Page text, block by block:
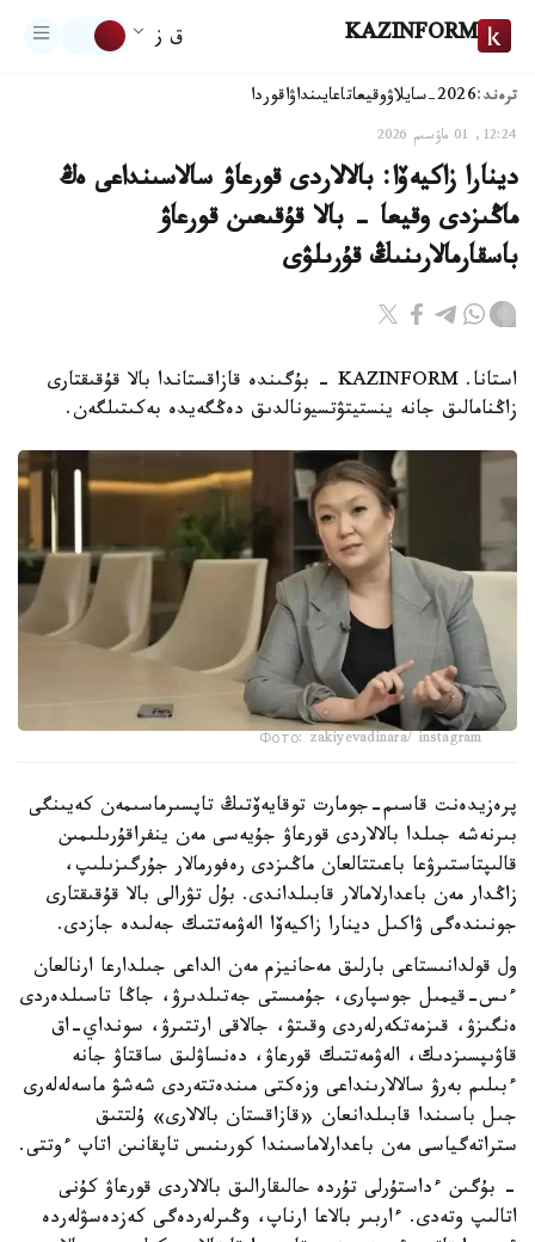
KAZINFORM ق ز
ترەند:2026-سايلاۋ وقيعاتاعايىنداۋاقوردا
12:24, 01 ماۋسىم 2026
دينارا زاكيەۆا: بالالاردى قورعاۋ سالاسىنداعى ەڭ
ماڭىزدى وقيعا - بالا قۇقىعىن قورعاۋ
باسقارمالارىنىڭ قۇرىلۋى
استانا. KAZINFORM - بۇگىندە قازاقستاندا بالا قۇقىقتارى
زاڭنامالىق جانە ينستيتۋتسيونالدىق دەڭگەيدە بەكىتىلگەن.
Фото: zakiyevadinara/ instagram
پرەزيدەنت قاسىم-جومارت توقايەۆتىڭ تاپسىرماسىمەن كەيىنگى
بىرنەشە جىلدا بالالاردى قورعاۋ جۇيەسى مەن ينفراقۇرىلىمىن
قالىپتاستىرۋعا باعىتتالعان ماڭىزدى رەفورمالار جۇرگىزىلىپ،
زاڭدار مەن باعدارلامالار قابىلداندى. بۇل تۋرالى بالا قۇقىقتارى
جونىندەگى ۋاكىل دينارا زاكيەۆا الەۋمەتتىك جەلىدە جازدى.
ول قولدانىستاعى بارلىق مەحانيزم مەن الداعى جىلدارعا ارنالعان
ءىس-قيمىل جوسپارى، جۇمىستى جەتىلدىرۋ، جاڭا تاسىلدەردى
ەنگىزۋ، قىزمەتكەرلەردى وقىتۋ، جالاقى ارتتىرۋ، سونداي-اق
قاۋىپسىزدىك، الەۋمەتتىك قورعاۋ، دەنساۋلىق ساقتاۋ جانە
ءبىلىم بەرۋ سالالارىنداعى وزەكتى مىندەتتەردى شەشۋ ماسەلەلەرى
جىل باسىندا قابىلدانعان «قازاقستان بالالارى» ۇلتتىق
ستراتەگياسى مەن باعدارلاماسىندا كورىنىس تاپقانىن اتاپ ءوتتى.
- بۇگىن ءداستۇرلى تۇردە حالىقارالىق بالالاردى قورعاۋ كۇنى
اتالىپ وتەدى. ءاربىر بالاعا ارناپ، وڭىرلەردەگى كەزدەسۋلەردە